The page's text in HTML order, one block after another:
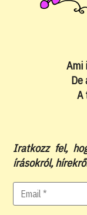
Ami
De
A
Iratkozz fel,
írásokról,